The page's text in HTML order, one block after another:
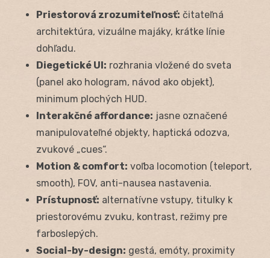
Priestorová zrozumiteľnosť: čitateľná
architektúra, vizuálne majáky, krátke línie
dohľadu.
Diegetické UI: rozhrania vložené do sveta
(panel ako hologram, návod ako objekt),
minimum plochých HUD.
Interakčné affordance: jasne označené
manipulovateľné objekty, haptická odozva,
zvukové „cues“.
Motion & comfort: voľba locomotion (teleport,
smooth), FOV, anti-nausea nastavenia.
Prístupnosť: alternatívne vstupy, titulky k
priestorovému zvuku, kontrast, režimy pre
farboslepých.
Social-by-design: gestá, emóty, proximity